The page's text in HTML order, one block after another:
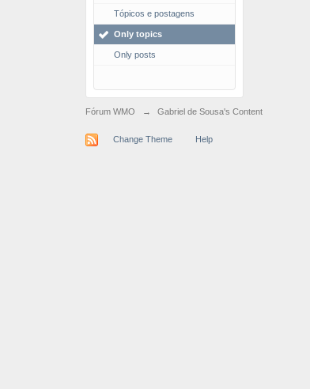
Tópicos e postagens
Only topics
Only posts
Fórum WMO → Gabriel de Sousa's Content
Change Theme Help